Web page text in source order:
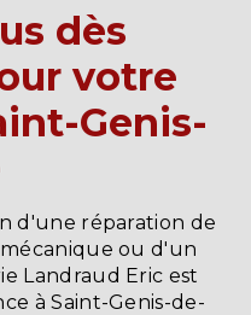
dès
votre
Genis-
d'une réparation de
ou d'un
Landraud Eric est
à Saint-Genis-de-